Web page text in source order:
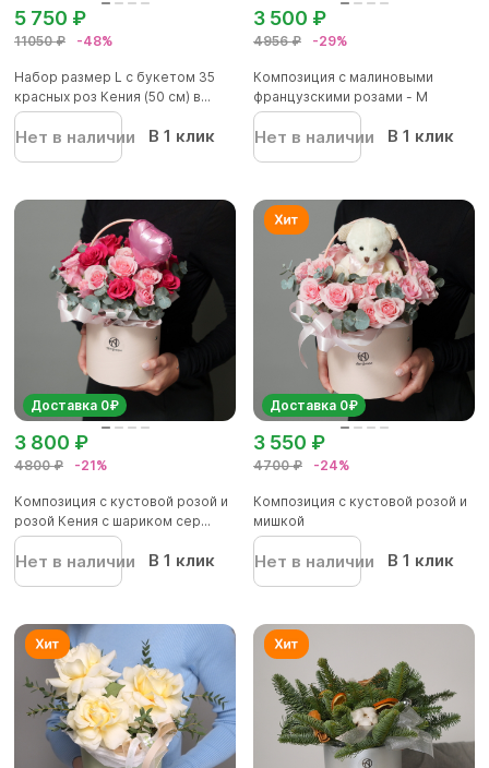
11050 ₽ -48%
5 750 ₽
Набор размер L с букетом 35
красных роз Кения (50 см) в...
Нет в наличии В 1 клик
4956 ₽ -29%
3 500 ₽
Композиция с малиновыми
французскими розами - M
Нет в наличии В 1 клик
Доставка 0₽
4800 ₽ -21%
3 800 ₽
Композиция с кустовой розой и
розой Кения с шариком сер...
Нет в наличии В 1 клик
Доставка 0₽
4700 ₽ -24%
3 550 ₽
Композиция с кустовой розой и
мишкой
Нет в наличии В 1 клик